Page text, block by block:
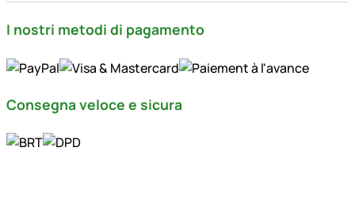
I nostri metodi di pagamento
Consegna veloce e sicura